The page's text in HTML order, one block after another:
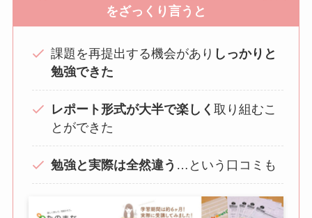
をざっくり言うと
課題を再提出する機会があり しっかりと
勉強できた
レポート形式が大半で楽しく 取り組むこ
とができた
勉強と実際は全然違う …という口コミも